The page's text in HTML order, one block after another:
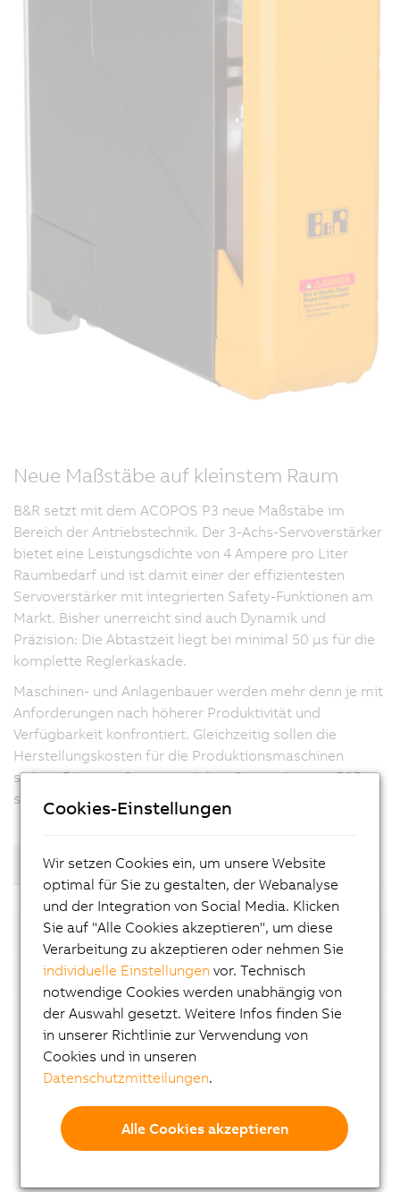
Neue Maßstäbe auf kleinstem Raum
B&R setzt mit dem ACOPOS P3 neue Maßstäbe im
Bereich der Antriebstechnik. Der 3-Achs-Servoverstärker
bietet eine Leistungsdichte von 4 Ampere pro Liter
Raumbedarf und ist damit einer der effizientesten
Servoverstärker mit integrierten Safety-Funktionen am
Markt. Bisher unerreicht sind auch Dynamik und
Präzision: Die Abtastzeit liegt bei minimal 50 µs für die
komplette Reglerkaskade.
Maschinen- und Anlagenbauer werden mehr denn je mit
Anforderungen nach höherer Produktivität und
Verfügbarkeit konfrontiert. Gleichzeitig sollen die
Herstellungskosten für die Produktionsmaschinen
sinken. Die neue Servoverstärker-Generation von B&R
stellt sich dieser Herausforderung.
Komponenten und Module
Einachsmodule
Einachsmodule SafeMOTION
Zweiachsmodule
Zweiachsmodule SafeMOTION
Dreiachsmodule
Dreiachsmodule SafeMOTION
Cookies-Einstellungen
Wir setzen Cookies ein, um unsere Website
optimal für Sie zu gestalten, der Webanalyse
und der Integration von Social Media. Klicken
Sie auf "Alle Cookies akzeptieren", um diese
Verarbeitung zu akzeptieren oder nehmen Sie
individuelle Einstellungen vor. Technisch
notwendige Cookies werden unabhängig von
der Auswahl gesetzt. Weitere Infos finden Sie
in unserer Richtlinie zur Verwendung von
Cookies und in unseren
Datenschutzmitteilungen.
Alle Cookies akzeptieren